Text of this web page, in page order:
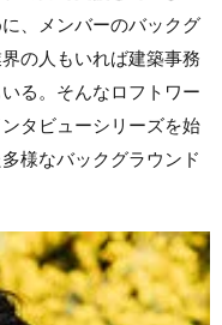
、メンバーのバックグ
の人もいれば建築事務
る。そんなロフトワー
タビューシリーズを始
様なバックグラウンド